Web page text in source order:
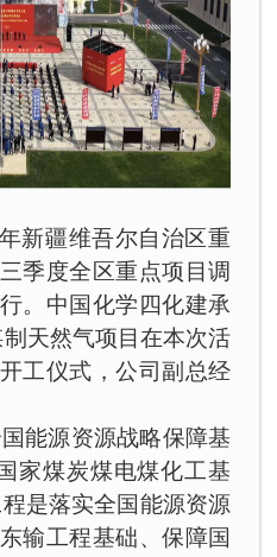
新疆维吾尔自治区重
季度全区重点项目调
。中国化学四化建承
天然气项目在本次活
工仪式，公司副总经
能源资源战略保障基
家煤炭煤电煤化工基
是落实全国能源资源
输工程基础、保障国